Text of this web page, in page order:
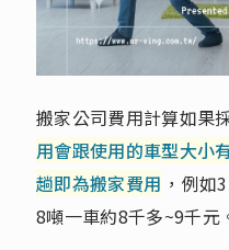
搬家公司費用計算如果
用會跟使用的車型大小
趟即為搬家費用 ，例如
8噸一車約8千多~9千元